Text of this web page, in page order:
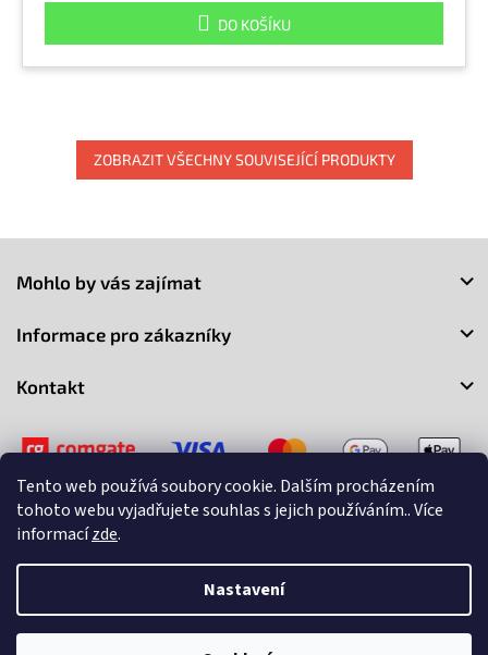
Tento web používá soubory cookie. Dalším procházením
tohoto webu vyjadřujete souhlas s jejich používáním.. Více
informacízde.
Nastavení
DO KOŠÍKU
ZOBRAZIT VŠECHNY SOUVISEJÍCÍ PRODUKTY
Mohlo by vás zajímat
Informace pro zákazníky
Kontakt
Vytvořil Shoptet
Copyright 2026